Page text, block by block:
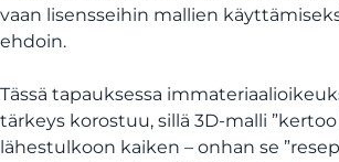
vaan lisensseihin mallien
ehdoin.
Tässä tapauksessa
tärkeys korostuu, sillä 3D-malli
lähestulkoon kaiken – onhan se